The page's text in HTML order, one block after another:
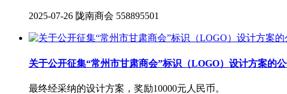
2025-07-26 陇南商会 558895501
关于公开征集“常州市甘肃商会”标识（LOGO）设计方案的
最终经采纳的设计方案，奖励10000元人民币。